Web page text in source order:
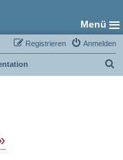
Menü
Anmelden
Registrieren